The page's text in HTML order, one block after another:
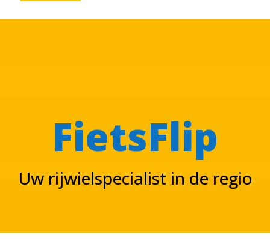
FietsFlip
Uw rijwielspecialist in de regio